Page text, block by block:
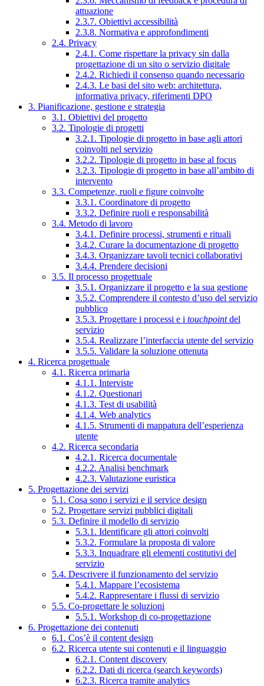
attuazione
2.3.7. Obiettivi accessibilità
2.3.8. Normativa e approfondimenti
2.4. Privacy
2.4.1. Come rispettare la privacy sin dalla
progettazione di un sito o servizio digitale
2.4.2. Richiedi il consenso quando necessario
2.4.3. Le basi del sito web: architettura,
informativa privacy, riferimenti DPO
3. Pianificazione, gestione e strategia
3.1. Obiettivi del progetto
3.2. Tipologie di progetti
3.2.1. Tipologie di progetto in base agli attori
coinvolti nel servizio
3.2.2. Tipologie di progetto in base al focus
3.2.3. Tipologie di progetto in base all’ambito di
intervento
3.3. Competenze, ruoli e figure coinvolte
3.3.1. Coordinatore di progetto
3.3.2. Definire ruoli e responsabilità
3.4. Metodo di lavoro
3.4.1. Definire processi, strumenti e rituali
3.4.2. Curare la documentazione di progetto
3.4.3. Organizzare tavoli tecnici collaborativi
3.4.4. Prendere decisioni
3.5. Il processo progettuale
3.5.1. Organizzare il progetto e la sua gestione
3.5.2. Comprendere il contesto d’uso del servizio
pubblico
3.5.3. Progettare i processi e i touchpointdel
servizio
3.5.4. Realizzare l’interfaccia utente del servizio
3.5.5. Validare la soluzione ottenuta
4. Ricerca progettuale
4.1. Ricerca primaria
4.1.1. Interviste
4.1.2. Questionari
4.1.3. Test di usabilità
4.1.4. Web analytics
4.1.5. Strumenti di mappatura dell’esperienza
utente
4.2. Ricerca secondaria
4.2.1. Ricerca documentale
4.2.2. Analisi benchmark
4.2.3. Valutazione euristica
5. Progettazione dei servizi
5.1. Cosa sono i servizi e il service design
5.2. Progettare servizi pubblici digitali
5.3. Definire il modello di servizio
5.3.1. Identificare gli attori coinvolti
5.3.2. Formulare la proposta di valore
5.3.3. Inquadrare gli elementi costitutivi del
servizio
5.4. Descrivere il funzionamento del servizio
5.4.1. Mappare l’ecosistema
5.4.2. Rappresentare i flussi di servizio
5.5. Co-progettare le soluzioni
5.5.1. Workshop di co-progettazione
6. Progettazione dei contenuti
6.1. Cos’è il content design
6.2. Ricerca utente sui contenuti e il linguaggio
6.2.1. Content discovery
6.2.2. Dati di ricerca (search keywords)
6.2.3. Ricerca tramite analytics